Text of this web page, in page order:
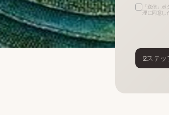
「送信」
理に同意し
2ステッ